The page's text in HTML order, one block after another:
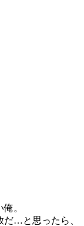
。
だ…と思ったら、